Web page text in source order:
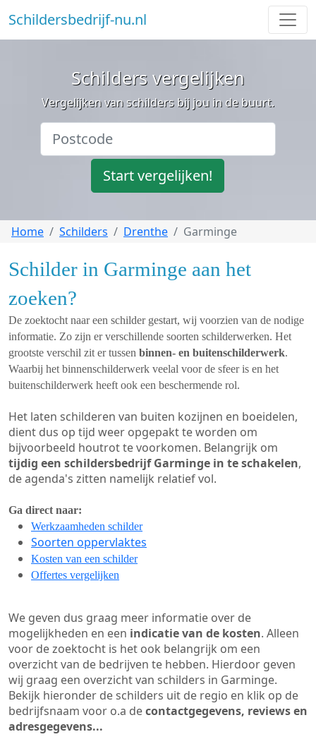
Schildersbedrijf-nu.nl
Schilders vergelijken
Vergelijken van schilders bij jou in de buurt.
Start vergelijken!
Home Schilders Drenthe Garminge
Schilder in Garminge aan het
zoeken?
De zoektocht naar een schilder gestart, wij voorzien van de nodige
informatie. Zo zijn er verschillende soorten schilderwerken. Het
grootste verschil zit er tussen binnen- en buitenschilderwerk.
Waarbij het binnenschilderwerk veelal voor de sfeer is en het
buitenschilderwerk heeft ook een beschermende rol.
Het laten schilderen van buiten kozijnen en boeidelen,
dient dus op tijd weer opgepakt te worden om
bijvoorbeeld houtrot te voorkomen. Belangrijk om
tijdig een schildersbedrijf Garminge in te schakelen,
de agenda's zitten namelijk relatief vol.
Ga direct naar:
Werkzaamheden schilder
Soorten oppervlaktes
Kosten van een schilder
Offertes vergelijken
We geven dus graag meer informatie over de
mogelijkheden en een indicatie van de kosten. Alleen
voor de zoektocht is het ook belangrijk om een
overzicht van de bedrijven te hebben. Hierdoor geven
wij graag een overzicht van schilders in Garminge.
Bekijk hieronder de schilders uit de regio en klik op de
bedrijfsnaam voor o.a decontactgegevens, reviews en
adresgegevens...